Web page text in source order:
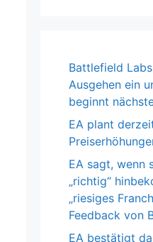
Battlefield
Ausgehen ein
beginnt
EA plant
EA sagt, wenn
„richtig“
„riesiges
Feedback von
EA bestätigt